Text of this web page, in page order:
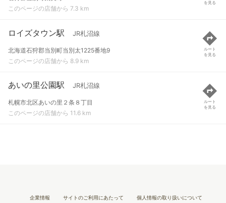
このページの店舗から 7.3 km
を見る
ロイズタウン駅 JR札沼線
北海道石狩郡当別町当別太1225番地9
このページの店舗から 8.9 km
ルート
を見る
あいの里公園駅 JR札沼線
札幌市北区あいの里２条８丁目
このページの店舗から 11.6 km
ルート
を見る
企業情報 サイトのご利用にあたって 個人情報の取り扱いについて